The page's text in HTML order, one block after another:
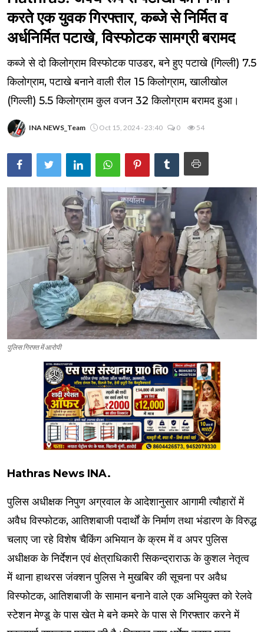
करते एक युवक गिरफ्तार, कब्जे से निर्मित व
अर्धनिर्मित पटाखे, विस्फोटक सामग्री बरामद
कब्जे से दो किलोग्राम विस्फोटक पाउडर, बने हुए पटाखे (गिल्ली) 7.5
किलोग्राम, पटाखे बनाने वाली रील 15 किलोग्राम, खालीखोल
(गिल्ली) 5.5 किलोग्राम कुल वजन 32 किलोग्राम बरामद हुआ।
INA NEWS_Team Oct 15, 2024 - 23:40 0 54
पुलिस गिरफ्त में आरोपी
Hathras News INA.
पुलिस अधीक्षक निपुण अग्रवाल के आदेशानुसार आगामी त्यौहारों में
अवैध विस्फोटक, आतिशबाजी पदार्थों के निर्माण तथा भंडारण के विरुद्ध
चलाए जा रहे विशेष चैकिंग अभियान के क्रम में व अपर पुलिस
अधीक्षक के निर्देशन एवं क्षेत्राधिकारी सिकन्द्राराऊ के कुशल नेतृत्व
में थाना हाथरस जंक्शन पुलिस ने मुखबिर की सूचना पर अवैध
विस्फोटक, आतिशबाजी के सामान बनाने वाले एक अभियुक्त को रेलवे
स्टेशन मेण्डू के पास खेत मे बने कमरे के पास से गिरफ्तार करने में